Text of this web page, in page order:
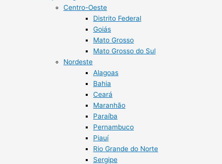
Centro-Oeste
Distrito Federal
Goiás
Mato Grosso
Mato Grosso do Sul
Nordeste
Alagoas
Bahia
Ceará
Maranhão
Paraíba
Pernambuco
Piauí
Rio Grande do Norte
Sergipe